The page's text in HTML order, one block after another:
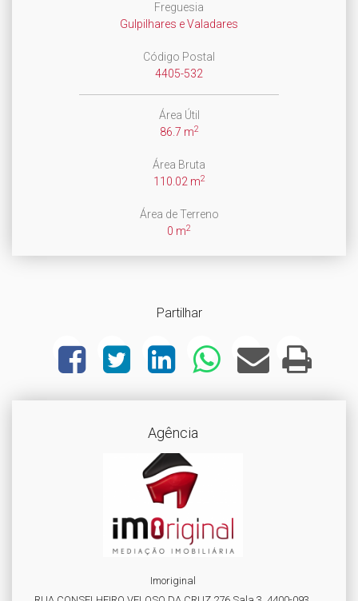
Freguesia
Gulpilhares e Valadares
Código Postal
4405-532
Área Útil
86.7 m2
Área Bruta
110.02 m2
Área de Terreno
0 m2
Partilhar
Agência
Imoriginal